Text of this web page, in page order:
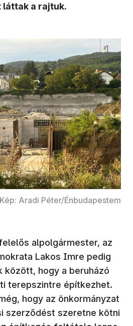
a rajtuk.
Kép: Aradi Péter/Énbudapestem
alpolgármester, az
Lakos Imre pedig
hogy a beruházó
terepszintre építkezhet.
hogy az önkormányzat
szerződést szeretne kötni